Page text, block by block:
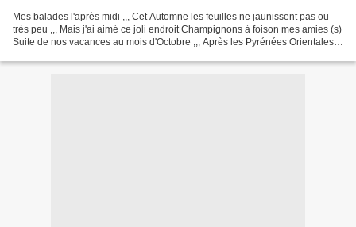
Mes balades l'après midi ,,, Cet Automne les feuilles ne jaunissent pas ou
très peu ,,, Mais j'ai aimé ce joli endroit Champignons à foison mes amies (s)
Suite de nos vacances au mois d'Octobre ,,, Après les Pyrénées Orientales